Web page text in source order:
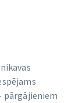
pārgājieniem